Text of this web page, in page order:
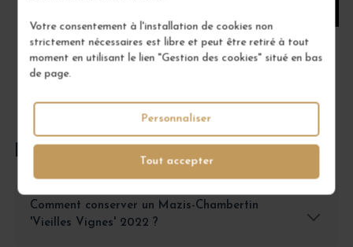
Votre consentement à l'installation de cookies non
strictement nécessaires est libre et peut être retiré à tout
moment en utilisant le lien "Gestion des cookies" situé en bas
de page.
Tout accepter
Personnaliser
FOIRE AUX QUESTIONS
Comment conserver un Mazis-Chambertin
'Vieilles Vignes' 2022 ?